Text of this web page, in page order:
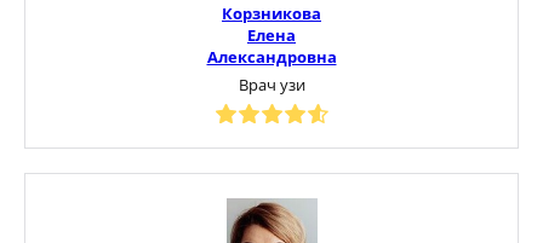
Корзникова
Елена
Александровна
Врач узи